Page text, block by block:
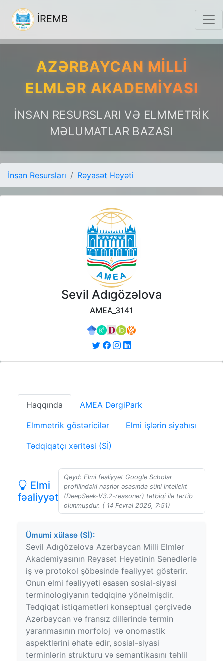
İREMB
AZƏRBAYCAN MILLI
ELMLƏR AKADEMIYASI
İNSAN RESURSLARI VƏ ELMMETRIK
MƏLUMATLAR BAZASI
İnsan Resursları Rəyasət Heyəti
Sevil Adıgözəlova
AMEA_3141
Haqqında AMEA DərgiPark
Elmmetrik göstəricilər Elmi işlərin siyahısı
Tədqiqatçı xəritəsi (Sİ)
Elmi
fəaliyyət
Qeyd: Elmi fəaliyyət Google Scholar
profilindəki nəşrlər əsasında süni intellekt
(DeepSeek-V3.2-reasoner) tətbiqi ilə tərtib
olunmuşdur. ( 14 Fevral 2026, 7:51)
Ümumi xülasə (Sİ):
Sevil Adıgözəlova Azərbaycan Milli Elmlər
Akademiyasının Rəyasət Heyətinin Sənədlərlə
iş və protokol şöbəsində fəaliyyət göstərir.
Onun elmi fəaliyyəti əsasən sosial-siyasi
terminologiyanın tədqiqinə yönəlmişdir.
Tədqiqat istiqamətləri konseptual çərçivədə
Azərbaycan və fransız dillərində termin
yaranmasının morfoloji və onomastik
aspektlərini əhatə edir, sosial-siyasi
terminlərin strukturu və semantikasını təhlil